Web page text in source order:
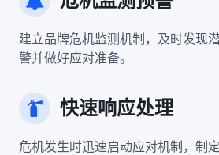
建立品牌危机监测机制，及时发现
警并做好应对准备。
快速响应处理
危机发生时迅速启动应对机制，制